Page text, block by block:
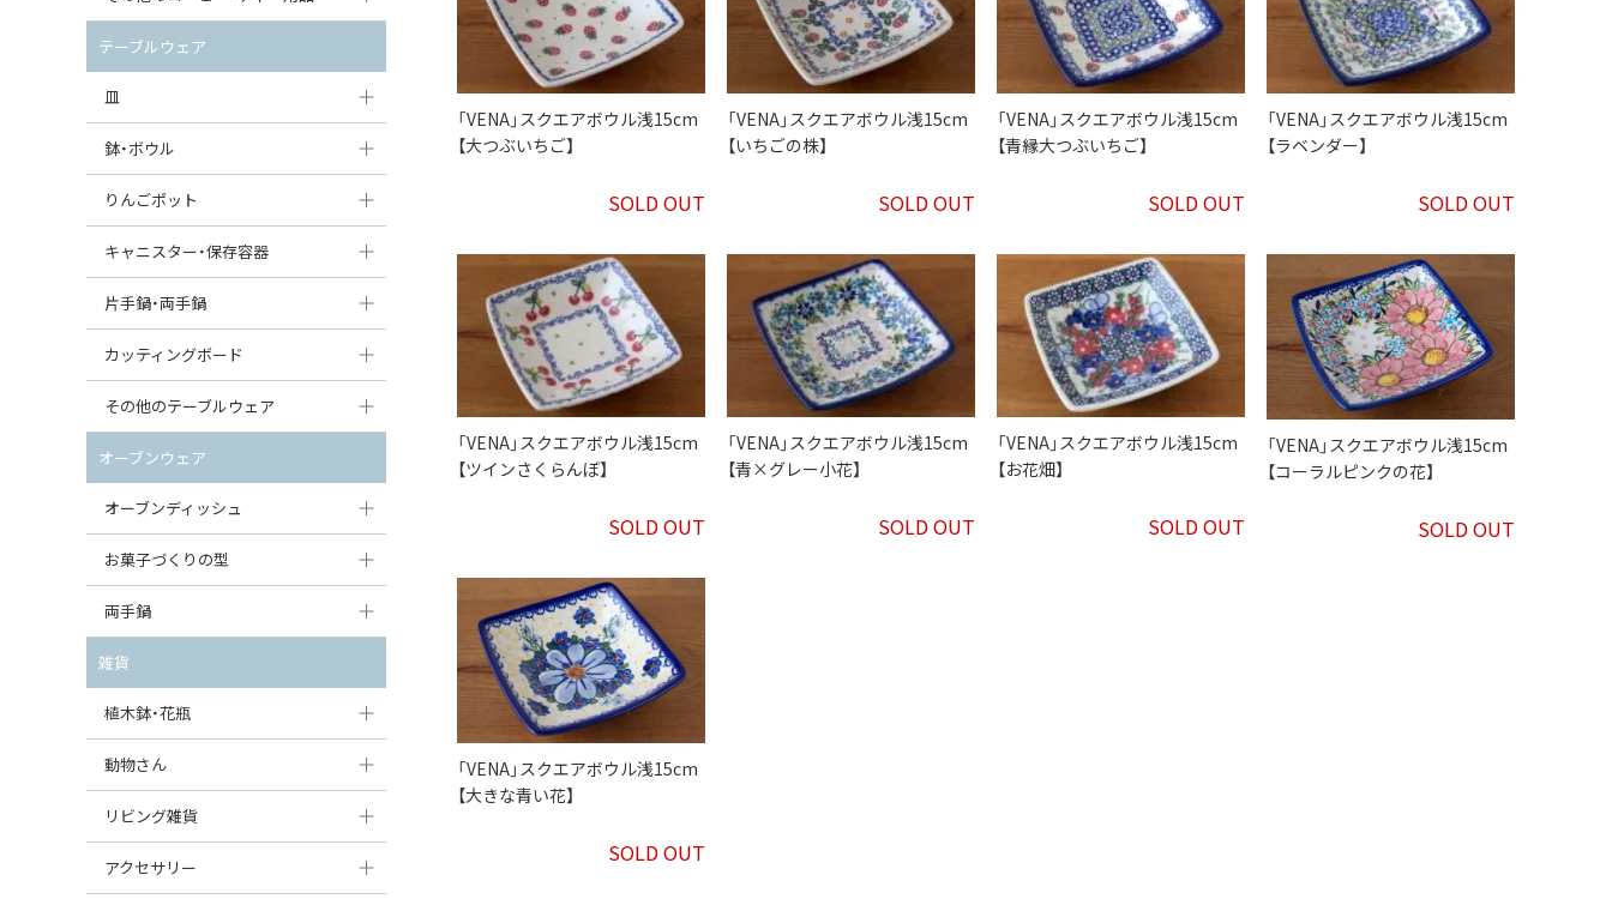
「VENA」スクエアボウル浅15cm
【大つぶいちご】
SOLD OUT
「VENA」スクエアボウル浅15cm
【いちごの株】
SOLD OUT
「VENA」スクエアボウル浅15cm
【青縁大つぶいちご】
SOLD OUT
「VENA」スクエアボウル浅15cm
【ラベンダー】
SOLD OUT
「VENA」スクエアボウル浅15cm
【ツインさくらんぼ】
SOLD OUT
「VENA」スクエアボウル浅15cm
【青×グレー小花】
SOLD OUT
「VENA」スクエアボウル浅15cm
【お花畑】
SOLD OUT
「VENA」スクエアボウル浅15cm
【コーラルピンクの花】
SOLD OUT
「VENA」スクエアボウル浅15cm
【大きな青い花】
SOLD OUT
クリーマー
ポットウォーマー
ピッチャー
コーヒードリッパー
すべて見る
テーブルウェア
皿
大皿（24cm〜）
中皿（18〜24cm）
丸皿
スープ皿
ダルマプレート
たまご型プレート
ハート型プレート
変形プレート
分割ディッシュ
すべて見る
鉢・ボウル
大鉢（21cm〜）
中鉢（16〜21cm）
丸鉢・どんぶり・ボウル
茶碗
オーバルボウル
ハートボウル
葉っぱ型ボウル
りんご型ボウル
いちご型ボウル
星型ボウル
スープカップ
りんごポット
りんごポット
りんごポット小
キャニスター・保存容器
キャニスター
つぼ
ガーリックポット
オニオンキャニスター
ガーリックキャニスター
チーズケース
バターディッシュ
六角形ポット
ボトル
すべて見る
片手鍋・両手鍋
ソースパン（片手鍋）
スープチュリーン
カッティングボード
角型カッティングボード
丸型カッティングボード
すべて見る
その他のテーブルウェア
調味料入れ
グレイヴィーボート
エッグカップ
ケーキスタンド
カトラリー
はしおき・カトラリーレスト
オーブンウェア
オーブンディッシュ
大型（24cm〜）
中型（18〜24cm）
スクエアオーブンディッシュ
オーバルオーブンディッシュ
すべて見る
お菓子づくりの型
パウンド型
マフィン型
すべて見る
両手鍋
チュリーン
キャセロール
すべて見る
雑貨
植木鉢・花瓶
植木鉢
花瓶
動物さん
フィギュア・置物
貯金箱
リビング雑貨
スツール
アクセサリー